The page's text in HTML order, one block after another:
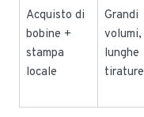
Acquisto di
bobine +
stampa
locale
Grandi
volumi,
lunghe
tirature